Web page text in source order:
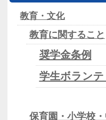
教育・文化
教育に関すること
奨学金条例
学生ボラン
保育園・小学校